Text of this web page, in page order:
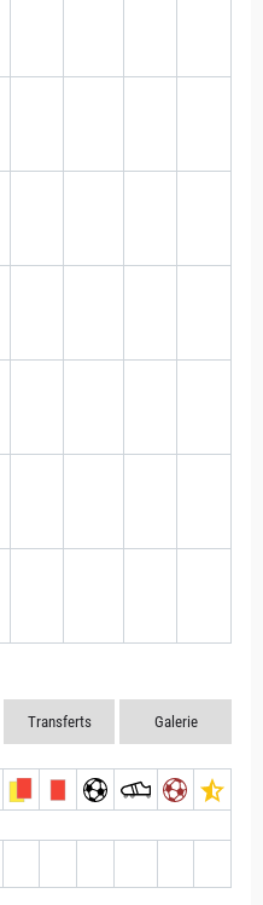
Transferts Galerie